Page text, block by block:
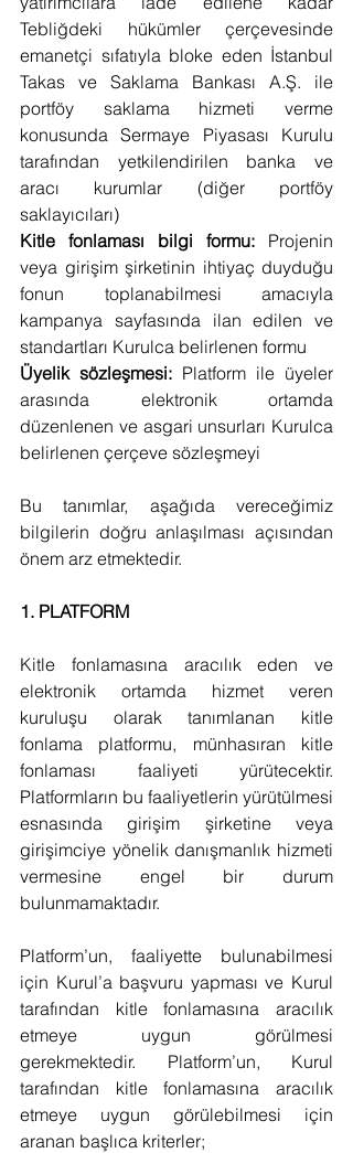
Tebliğdeki hükümler çerçevesinde
emanetçi sıfatıyla bloke eden İstanbul
Takas ve Saklama Bankası A.Ş. ile
portföy saklama hizmeti verme
konusunda Sermaye Piyasası Kurulu
tarafından yetkilendirilen banka ve
aracı kurumlar (diğer portföy
saklayıcıları)
Kitle fonlaması bilgi formu: Projenin
veya girişim şirketinin ihtiyaç duyduğu
fonun toplanabilmesi amacıyla
kampanya sayfasında ilan edilen ve
standartları Kurulca belirlenen formu
Üyelik sözleşmesi: Platform ile üyeler
arasında elektronik ortamda
düzenlenen ve asgari unsurları Kurulca
belirlenen çerçeve sözleşmeyi
Bu tanımlar, aşağıda vereceğimiz
bilgilerin doğru anlaşılması açısından
önem arz etmektedir.
1. PLATFORM
Kitle fonlamasına aracılık eden ve
elektronik ortamda hizmet veren
kuruluşu olarak tanımlanan kitle
fonlama platformu, münhasıran kitle
fonlaması faaliyeti yürütecektir.
Platformların bu faaliyetlerin yürütülmesi
esnasında girişim şirketine veya
girişimciye yönelik danışmanlık hizmeti
vermesine engel bir durum
bulunmamaktadır.
Platform’un, faaliyette bulunabilmesi
için Kurul’a başvuru yapması ve Kurul
tarafından kitle fonlamasına aracılık
etmeye uygun görülmesi
gerekmektedir. Platform’un, Kurul
tarafından kitle fonlamasına aracılık
etmeye uygun görülebilmesi için
aranan başlıca kriterler;